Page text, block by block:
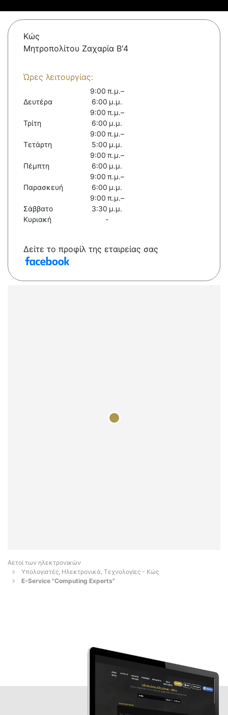
Κώς
Μητροπολίτου Ζαχαρία Β'4
Ώρες λειτουργίας:
Δευτέρα
9:00 π.μ.–
6:00 μ.μ.
Τρίτη
9:00 π.μ.–
6:00 μ.μ.
Τετάρτη
9:00 π.μ.–
5:00 μ.μ.
Πέμπτη
9:00 π.μ.–
6:00 μ.μ.
Παρασκευή
9:00 π.μ.–
6:00 μ.μ.
Σάββατο
9:00 π.μ.–
3:30 μ.μ.
Κυριακή
-
Δείτε το προφίλ της εταιρείας σας
Αετοί των ηλεκτρονικών
Υπολογιστές, Ηλεκτρονικά, Τεχνολογίες - Κώς
E-Service "Computing Experts"